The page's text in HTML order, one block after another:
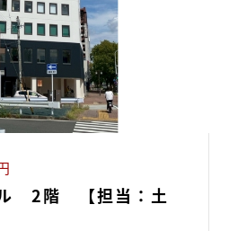
ル 2階 【担当：土